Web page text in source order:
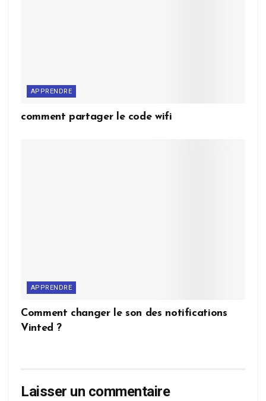
APPRENDRE
comment partager le code wifi
APPRENDRE
Comment changer le son des notifications
Vinted ?
Laisser un commentaire